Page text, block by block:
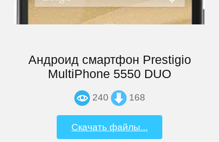
Андроид смартфон Prestigio
MultiPhone 5550 DUO
240 168
Скачать файлы...
Motorola
Mystery